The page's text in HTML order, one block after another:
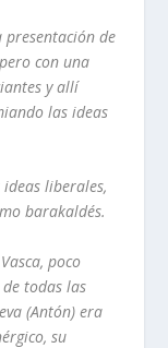
de
con una
y allí
las ideas
liberales,
barakaldés.
poco
todas las
(Antón) era
su